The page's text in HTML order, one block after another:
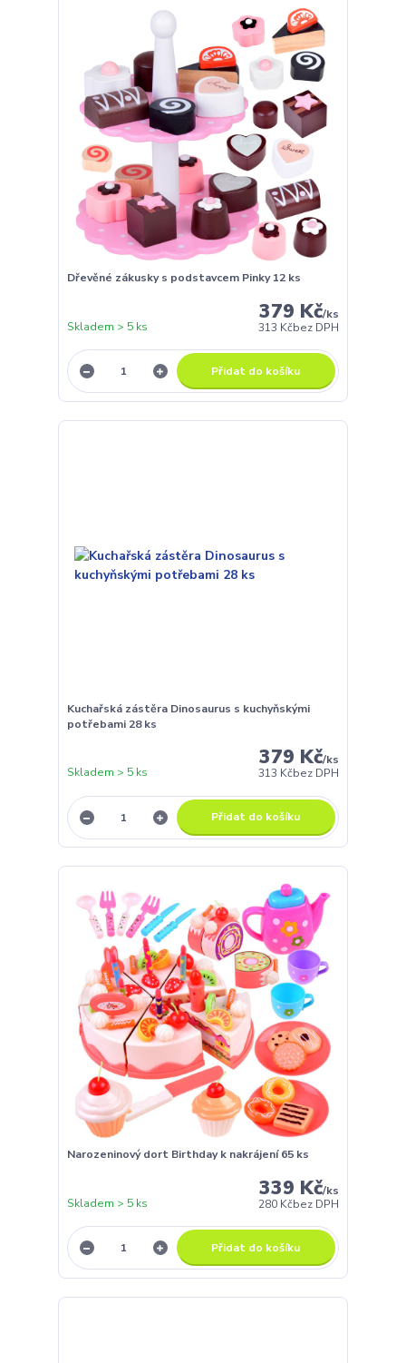
Dřevěné zákusky s podstavcem Pinky 12 ks
379 Kč/ks
313 Kčbez DPH
Skladem > 5 ks
Přidat do košíku
Kuchařská zástěra Dinosaurus s kuchyňskými
potřebami 28 ks
379 Kč/ks
313 Kčbez DPH
Skladem > 5 ks
Přidat do košíku
Narozeninový dort Birthday k nakrájení 65 ks
339 Kč/ks
280 Kčbez DPH
Skladem > 5 ks
Přidat do košíku